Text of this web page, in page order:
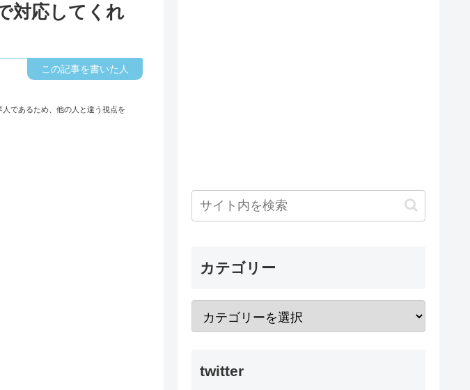
対応してくれ
であるため、他の人と違う視点を
カテゴリー
twitter